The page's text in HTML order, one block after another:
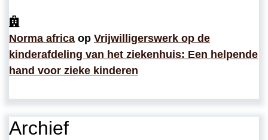
Norma africa op Vrijwilligerswerk op de
kinderafdeling van het ziekenhuis: Een helpende
hand voor zieke kinderen
Archief